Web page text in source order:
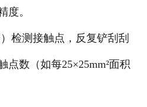
度。
检测接触点，反复铲刮刮
点数（如每25×25mm²面积